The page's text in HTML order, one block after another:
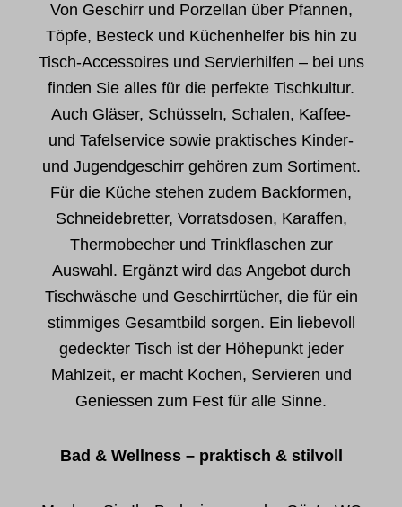
Von Geschirr und Porzellan über Pfannen,
Töpfe, Besteck und Küchenhelfer bis hin zu
Tisch-Accessoires und Servierhilfen – bei uns
finden Sie alles für die perfekte Tischkultur.
Auch Gläser, Schüsseln, Schalen, Kaffee-
und Tafelservice sowie praktisches Kinder-
und Jugendgeschirr gehören zum Sortiment.
Für die Küche stehen zudem Backformen,
Schneidebretter, Vorratsdosen, Karaffen,
Thermobecher und Trinkflaschen zur
Auswahl. Ergänzt wird das Angebot durch
Tischwäsche und Geschirrtücher, die für ein
stimmiges Gesamtbild sorgen. Ein liebevoll
gedeckter Tisch ist der Höhepunkt jeder
Mahlzeit, er macht Kochen, Servieren und
Geniessen zum Fest für alle Sinne.
Bad & Wellness – praktisch & stilvoll